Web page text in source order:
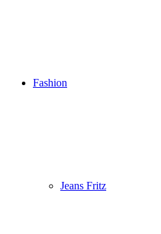
Fashion
Jeans Fritz